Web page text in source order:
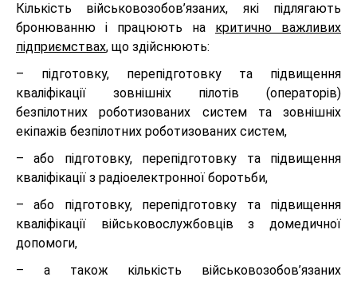
Кількість військовозобов’язаних, які підлягають
бронюванню і працюють на критично важливих
підприємствах, що здійснюють:
– підготовку, перепідготовку та підвищення
кваліфікації зовнішніх пілотів (операторів)
безпілотних роботизованих систем та зовнішніх
екіпажів безпілотних роботизованих систем,
– або підготовку, перепідготовку та підвищення
кваліфікації з радіоелектронної боротьби,
– або підготовку, перепідготовку та підвищення
кваліфікації військовослужбовців з домедичної
допомоги,
– а також кількість військовозобов’язаних